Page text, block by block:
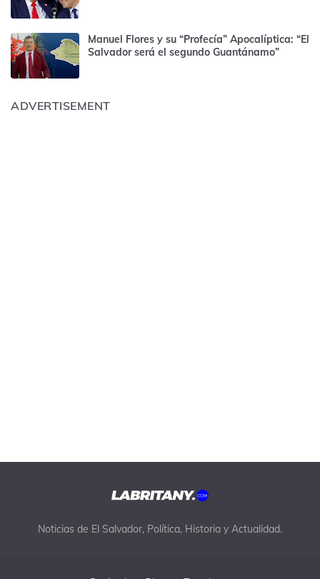
Manuel Flores y su “Profecía” Apocalíptica: “El
Salvador será el segundo Guantánamo”
ADVERTISEMENT
Noticias de El Salvador, Política, Historia y Actualidad.